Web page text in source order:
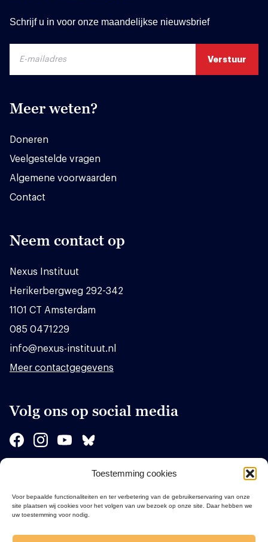
Toestemming cookies
Voor bepaalde functionaliteiten en ter verbetering van de gebruikerservaring van onze
site plaatsen wij cookies voor het volgen van uw bezoek op onze site. Daar hebben we
uw toestemming voor nodig.
Schrijf u in voor onze maandelijkse nieuwsbrief
Meer weten?
Doneren
Veelgestelde vragen
Algemene voorwaarden
Contact
Neem contact op
Nexus Instituut
Herikerbergweg 292-342
1101 CT Amsterdam
085 0471229
info@nexus-instituut.nl
Meer contactgegevens
Volg ons op social media